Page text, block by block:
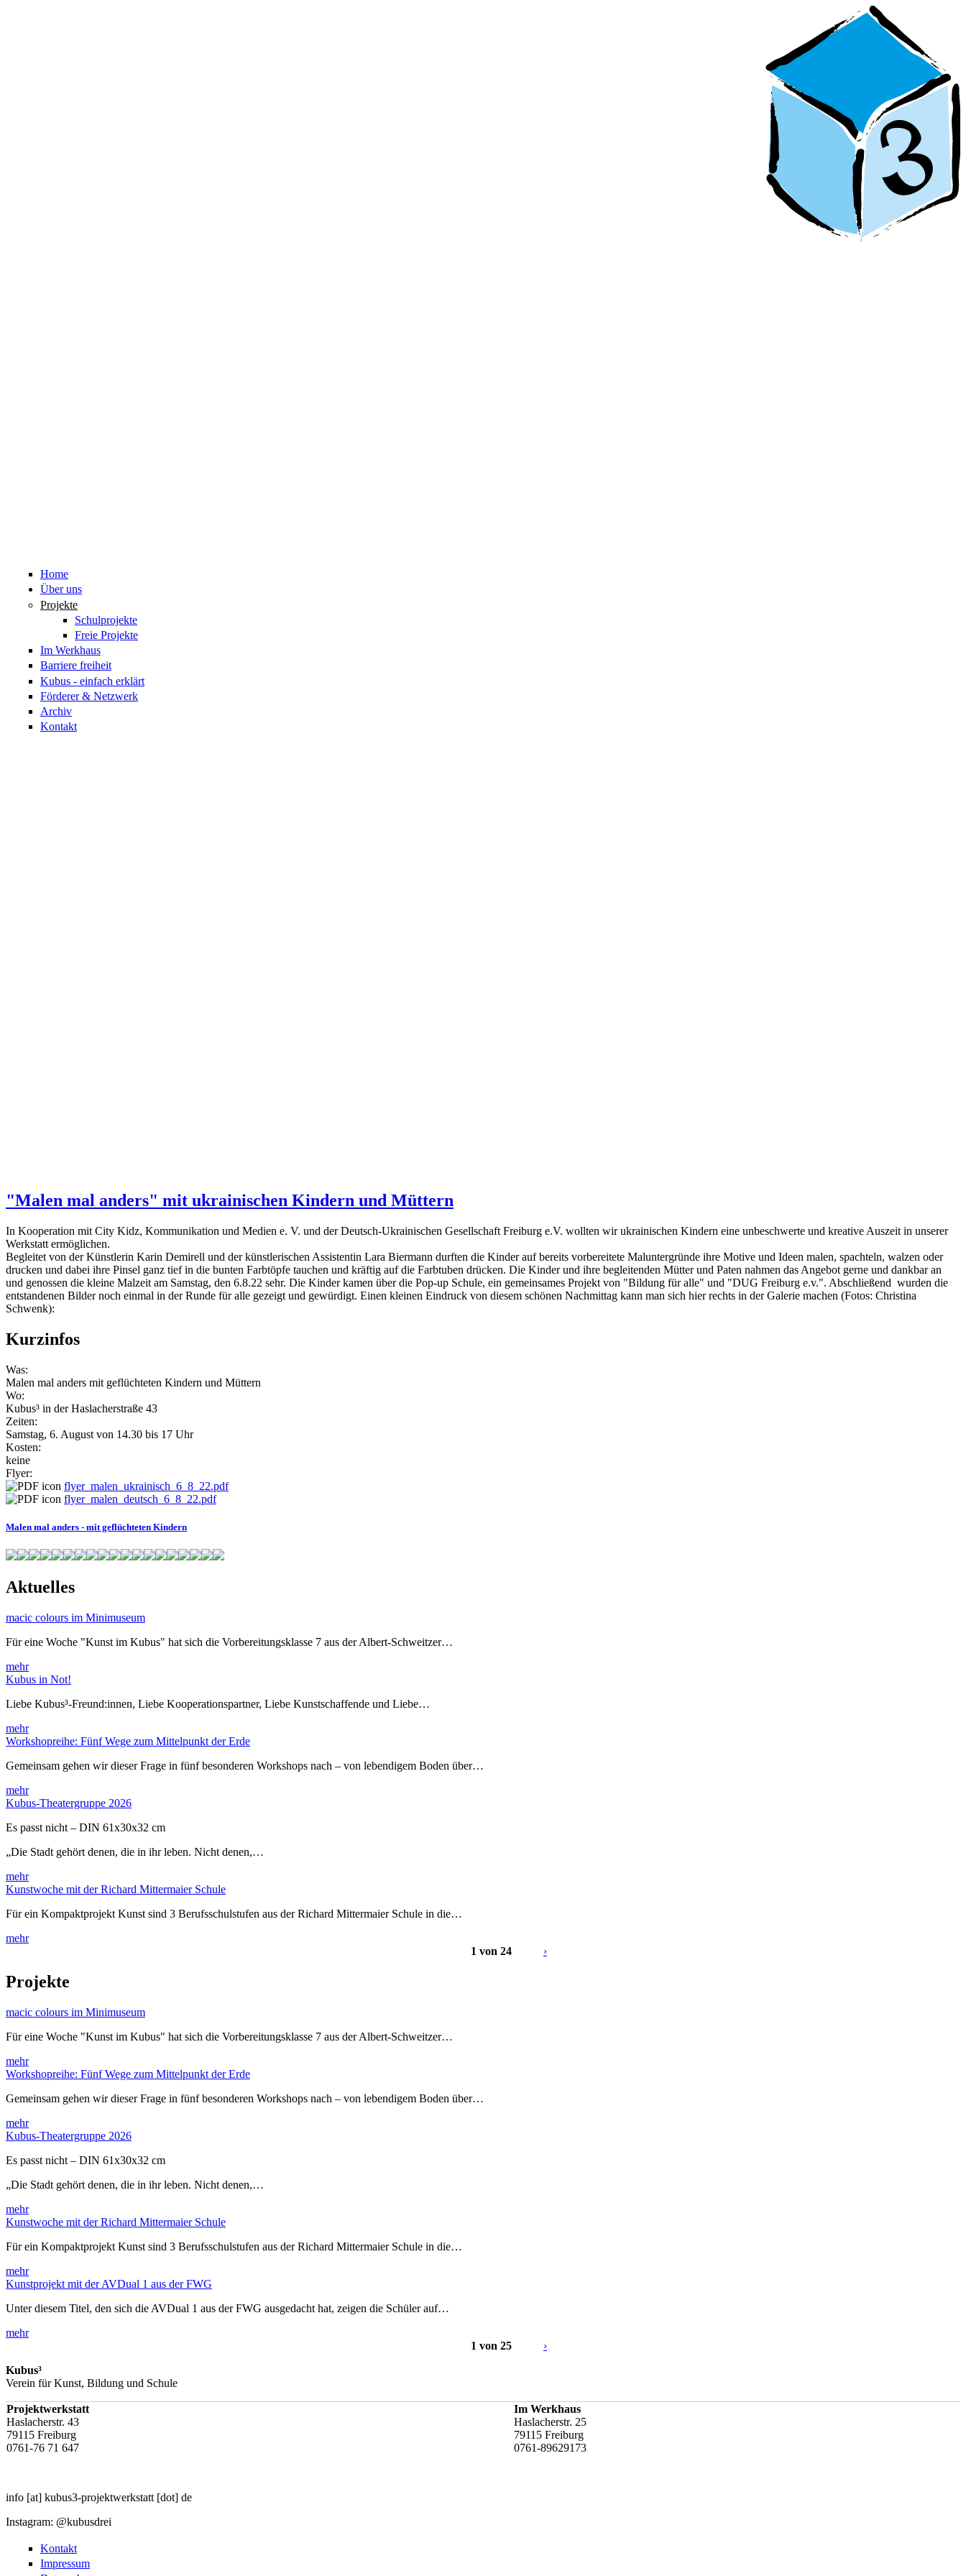
Home
Über uns
Projekte
Schulprojekte
Freie Projekte
Im Werkhaus
Barriere freiheit
Kubus - einfach erklärt
Förderer & Netzwerk
Archiv
Kontakt
"Malen mal anders" mit ukrainischen Kindern und Müttern
In Kooperation mit City Kidz, Kommunikation und Medien e. V. und der Deutsch-Ukrainischen Gesellschaft Freiburg e.V. wollten wir ukrainischen Kindern eine unbeschwerte und kreative Auszeit in unserer
Werkstatt ermöglichen.
Begleitet von der Künstlerin Karin Demirell und der künstlerischen Assistentin Lara Biermann durften die Kinder auf bereits vorbereitete Maluntergründe ihre Motive und Ideen malen, spachteln, walzen oder
drucken und dabei ihre Pinsel ganz tief in die bunten Farbtöpfe tauchen und kräftig auf die Farbtuben drücken. Die Kinder und ihre begleitenden Mütter und Paten nahmen das Angebot gerne und dankbar an
und genossen die kleine Malzeit am Samstag, den 6.8.22 sehr. Die Kinder kamen über die Pop-up Schule, ein gemeinsames Projekt von "Bildung für alle" und "DUG Freiburg e.v.". Abschließend wurden die
entstandenen Bilder noch einmal in der Runde für alle gezeigt und gewürdigt. Einen kleinen Eindruck von diesem schönen Nachmittag kann man sich hier rechts in der Galerie machen (Fotos: Christina
Schwenk):
Kurzinfos
Was:
Malen mal anders mit geflüchteten Kindern und Müttern
Wo:
Kubus³ in der Haslacherstraße 43
Zeiten:
Samstag, 6. August von 14.30 bis 17 Uhr
Kosten:
keine
Flyer:
flyer_malen_ukrainisch_6_8_22.pdf
flyer_malen_deutsch_6_8_22.pdf
Malen mal anders - mit geflüchteten Kindern
Aktuelles
macic colours im Minimuseum
Für eine Woche "Kunst im Kubus" hat sich die Vorbereitungsklasse 7 aus der Albert-Schweitzer…
mehr
Kubus in Not!
Liebe Kubus³-Freund:innen, Liebe Kooperationspartner, Liebe Kunstschaffende und Liebe…
mehr
Workshopreihe: Fünf Wege zum Mittelpunkt der Erde
Gemeinsam gehen wir dieser Frage in fünf besonderen Workshops nach – von lebendigem Boden über…
mehr
Kubus-Theatergruppe 2026
Es passt nicht – DIN 61x30x32 cm
„Die Stadt gehört denen, die in ihr leben. Nicht denen,…
mehr
Kunstwoche mit der Richard Mittermaier Schule
Für ein Kompaktprojekt Kunst sind 3 Berufsschulstufen aus der Richard Mittermaier Schule in die…
mehr
1 von 24
›
Projekte
macic colours im Minimuseum
Für eine Woche "Kunst im Kubus" hat sich die Vorbereitungsklasse 7 aus der Albert-Schweitzer…
mehr
Workshopreihe: Fünf Wege zum Mittelpunkt der Erde
Gemeinsam gehen wir dieser Frage in fünf besonderen Workshops nach – von lebendigem Boden über…
mehr
Kubus-Theatergruppe 2026
Es passt nicht – DIN 61x30x32 cm
„Die Stadt gehört denen, die in ihr leben. Nicht denen,…
mehr
Kunstwoche mit der Richard Mittermaier Schule
Für ein Kompaktprojekt Kunst sind 3 Berufsschulstufen aus der Richard Mittermaier Schule in die…
mehr
Kunstprojekt mit der AVDual 1 aus der FWG
Unter diesem Titel, den sich die AVDual 1 aus der FWG ausgedacht hat, zeigen die Schüler auf…
mehr
1 von 25
›
Kubus³
Verein für Kunst, Bildung und Schule
Projektwerkstatt
Haslacherstr. 43
79115 Freiburg
0761-76 71 647
Im Werkhaus
Haslacherstr. 25
79115 Freiburg
0761-89629173
info [at] kubus3-projektwerkstatt [dot] de
Instagram: @kubusdrei
Kontakt
Impressum